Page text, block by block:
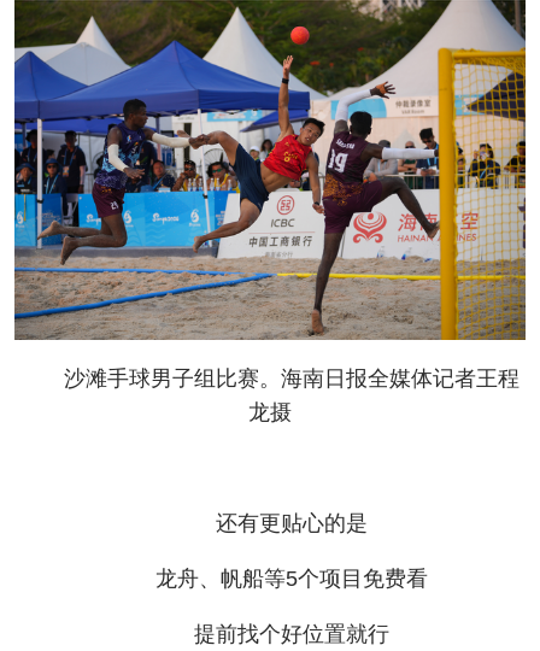
沙滩手球男子组比赛。海南日报全媒体记者王程
龙摄
还有更贴心的是
龙舟、帆船等5个项目免费看
提前找个好位置就行